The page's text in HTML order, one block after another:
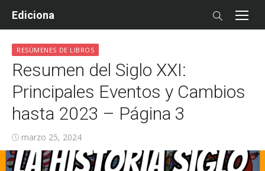
Ediciona
RESÚMENES DE LIBROS
Resumen del Siglo XXI:
Principales Eventos y Cambios
hasta 2023 – Página 3
Posted
on
marzo 25, 2024